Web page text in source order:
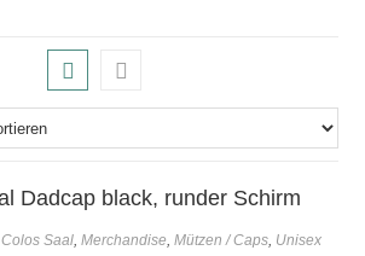
Colos Saal, Merchandise, Mützen / Caps, Unisex